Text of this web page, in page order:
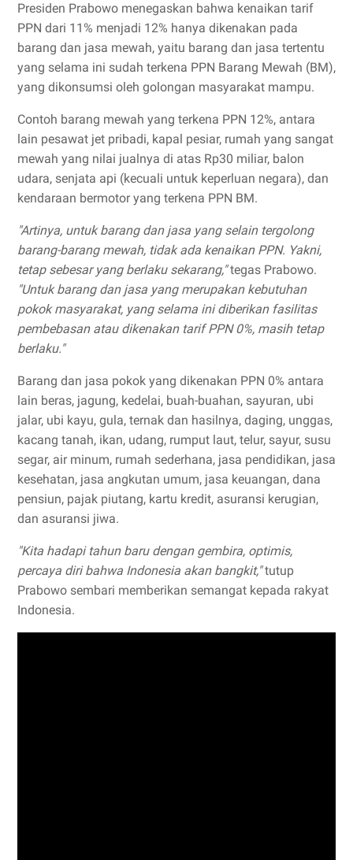
Presiden Prabowo menegaskan bahwa kenaikan tarif
PPN dari 11% menjadi 12% hanya dikenakan pada
barang dan jasa mewah, yaitu barang dan jasa tertentu
yang selama ini sudah terkena PPN Barang Mewah (BM),
yang dikonsumsi oleh golongan masyarakat mampu.
Contoh barang mewah yang terkena PPN 12%, antara
lain pesawat jet pribadi, kapal pesiar, rumah yang sangat
mewah yang nilai jualnya di atas Rp30 miliar, balon
udara, senjata api (kecuali untuk keperluan negara), dan
kendaraan bermotor yang terkena PPN BM.
"Artinya, untuk barang dan jasa yang selain tergolong
barang-barang mewah, tidak ada kenaikan PPN. Yakni,
tetap sebesar yang berlaku sekarang,"tegas Prabowo.
"Untuk barang dan jasa yang merupakan kebutuhan
pokok masyarakat, yang selama ini diberikan fasilitas
pembebasan atau dikenakan tarif PPN 0%, masih tetap
berlaku."
Barang dan jasa pokok yang dikenakan PPN 0% antara
lain beras, jagung, kedelai, buah-buahan, sayuran, ubi
jalar, ubi kayu, gula, ternak dan hasilnya, daging, unggas,
kacang tanah, ikan, udang, rumput laut, telur, sayur, susu
segar, air minum, rumah sederhana, jasa pendidikan, jasa
kesehatan, jasa angkutan umum, jasa keuangan, dana
pensiun, pajak piutang, kartu kredit, asuransi kerugian,
dan asuransi jiwa.
"Kita hadapi tahun baru dengan gembira, optimis,
percaya diri bahwa Indonesia akan bangkit,"tutup
Prabowo sembari memberikan semangat kepada rakyat
Indonesia.